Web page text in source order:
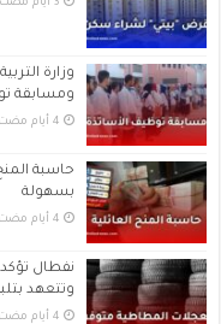
وزارة
ومسابقة
بسهولة
نفطال
وتتعهد